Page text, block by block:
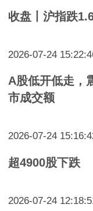
收盘丨沪指跌
2026-07-24
A股低开低走，
市成交额
2026-07-24
超4900股下跌
2026-07-24